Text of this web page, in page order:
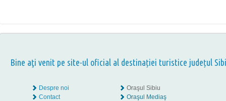
Bine aţi venit pe site-ul oficial al destinației turistice județul
Despre noi
Contact
Oraşul Sibiu
Oraşul Mediaş